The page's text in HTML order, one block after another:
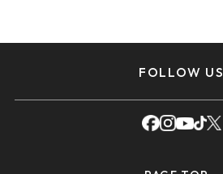
FOLLOW US